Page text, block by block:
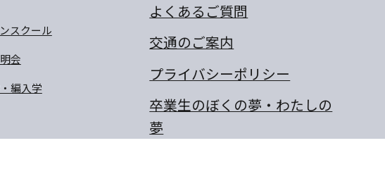
スクール
会
編入学
よくあるご質問
交通のご案内
プライバシーポリシー
卒業生のぼくの夢・わたしの
夢